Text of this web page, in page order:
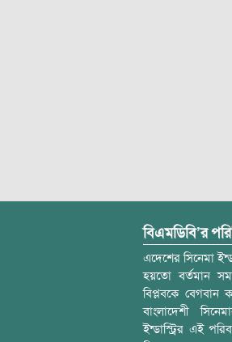
বিএমডিবি’র
এদেশের সিনেমা
হয়তো বর্তমান
বিপ্লবকে বেগবান
বাংলাদেশী
ইন্ডাস্ট্রির এই